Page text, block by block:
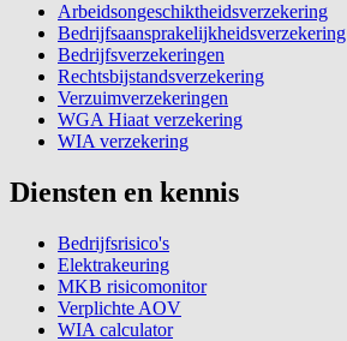
Arbeidsongeschiktheidsverzekering
Bedrijfsaansprakelijkheidsverzekering
Bedrijfsverzekeringen
Rechtsbijstandsverzekering
Verzuimverzekeringen
WGA Hiaat verzekering
WIA verzekering
Diensten en kennis
Bedrijfsrisico's
Elektrakeuring
MKB risicomonitor
Verplichte AOV
WIA calculator